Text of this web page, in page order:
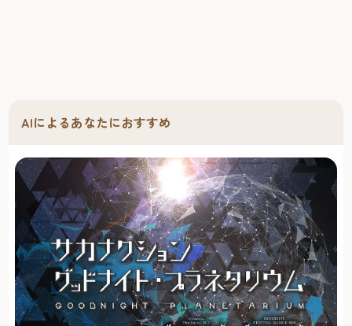
AIによるあなたにおすすめ